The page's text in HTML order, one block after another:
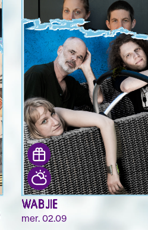
RUTH CHILDS & CÉCILE
BOUFFARD
Such a Devoted Bunch
mar. 01.09 - sam. 05.09
WABJIE
mer. 02.09